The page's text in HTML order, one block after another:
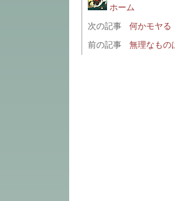
ホーム
次の記事
何かモヤる
前の記事
無理なもの